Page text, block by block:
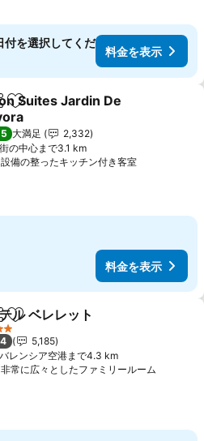
付を選択してくだ
料金を表示
アお気に入りに追加
Suites Jardin De
大満足
2,332
街の中心まで3.1 km
設備の整ったキッチン付き客室
料金を表示
アお気に入りに追加
ル ベレレット
テルのランク
5,185
バレンシア空港まで4.3 km
非常に広々としたファミリールーム